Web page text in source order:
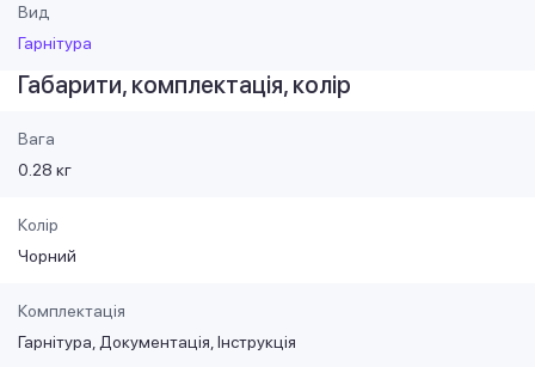
Вид
Гарнітура
Габарити, комплектація, колір
Вага
0.28 кг
Колір
Чорний
Комплектація
Гарнітура, Документація, Інструкція